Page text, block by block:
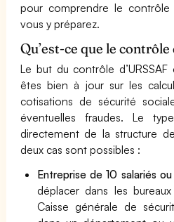
pour comprendre le contrôle
vous y préparez.
Qu’est-ce que le contrôle
Le but du contrôle
êtes bien à jour sur les
cotisations de sécurité
éventuelles fraudes. Le
directement de la structure
deux cas sont possibles :
Entreprise de 10 salariés
déplacer dans les
Caisse générale de